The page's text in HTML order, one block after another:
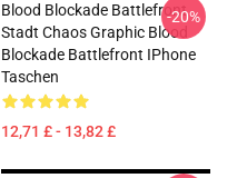
Blood Blockade Battlefront
Stadt Chaos Graphic Blood
Blockade Battlefront IPhone
Taschen
12,71 £ - 13,82 £
-20%